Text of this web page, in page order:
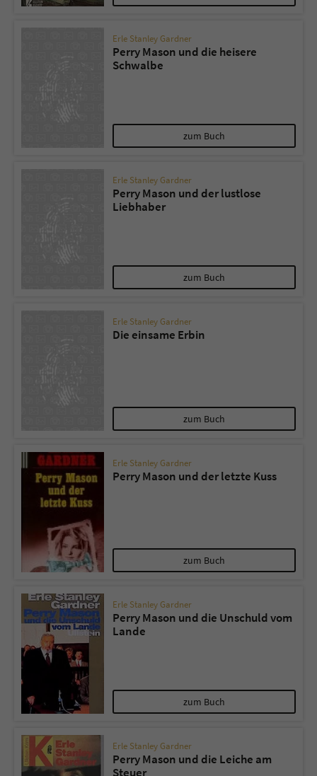
Erle Stanley Gardner
Perry Mason und die heisere
Schwalbe
zum Buch
Erle Stanley Gardner
Perry Mason und der lustlose
Liebhaber
zum Buch
Erle Stanley Gardner
Die einsame Erbin
zum Buch
Erle Stanley Gardner
Perry Mason und der letzte Kuss
zum Buch
Erle Stanley Gardner
Perry Mason und die Unschuld vom
Lande
zum Buch
Erle Stanley Gardner
Perry Mason und die Leiche am
Steuer